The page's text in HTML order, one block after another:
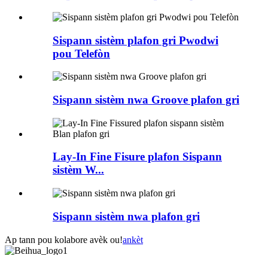
Sispann sistèm plafon gri Pwodwi
pou Telefòn
Sispann sistèm nwa Groove plafon gri
Lay-In Fine Fisure plafon Sispann
sistèm W...
Sispann sistèm nwa plafon gri
Ap tann pou kolabore avèk ou!ankèt